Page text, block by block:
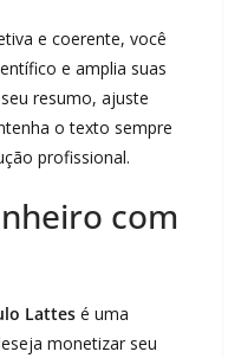
e coerente, você
e amplia suas
resumo, ajuste
o texto sempre
profissional.
com
Lattes é uma
monetizar seu